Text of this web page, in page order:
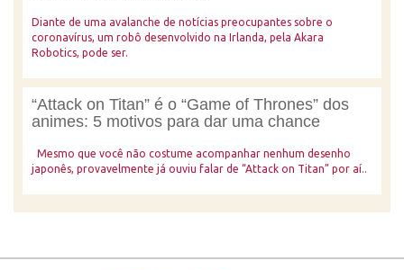
Diante de uma avalanche de notícias preocupantes sobre o
coronavírus, um robô desenvolvido na Irlanda, pela Akara
Robotics, pode ser.
“Attack on Titan” é o “Game of Thrones” dos
animes: 5 motivos para dar uma chance
Mesmo que você não costume acompanhar nenhum desenho
japonês, provavelmente já ouviu falar de “Attack on Titan” por aí..